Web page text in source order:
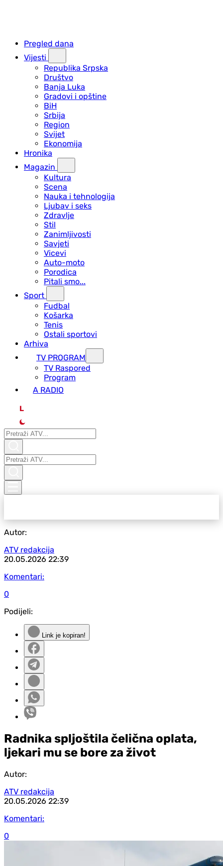
Pregled dana
Vijesti
Republika Srpska
Društvo
Banja Luka
Gradovi i opštine
BiH
Srbija
Region
Svijet
Ekonomija
Hronika
Magazin
Kultura
Scena
Nauka i tehnologija
Ljubav i seks
Zdravlje
Stil
Zanimljivosti
Savjeti
Vicevi
Auto-moto
Porodica
Pitali smo...
Sport
Fudbal
Košarka
Tenis
Ostali sportovi
Arhiva
TV PROGRAM
ТV Raspored
Program
A RADIO
L
Autor:
ATV redakcija
20.05.2026 22:39
Komentari:
0
Podijeli:
Link je kopiran!
Radnika spljoštila čelična oplata,
ljekari mu se bore za život
Autor:
ATV redakcija
20.05.2026 22:39
Komentari:
0